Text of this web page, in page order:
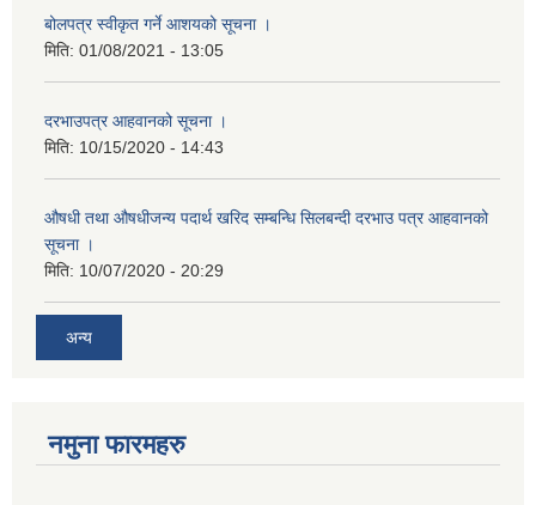
बोलपत्र स्वीकृत गर्ने आशयको सूचना ।
मिति: 01/08/2021 - 13:05
दरभाउपत्र आहवानको सूचना ।
मिति: 10/15/2020 - 14:43
औषधी तथा औषधीजन्य पदार्थ खरिद सम्बन्धि सिलबन्दी दरभाउ पत्र आहवानको
सूचना ।
मिति: 10/07/2020 - 20:29
अन्य
नमुना फारमहरु